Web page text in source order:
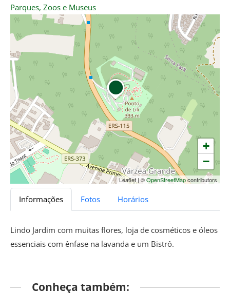
Parques, Zoos e Museus
+
−
Leaflet | ©OpenStreetMapcontributors
Informações Fotos Horários
Lindo Jardim com muitas flores, loja de cosméticos e óleos
essenciais com ênfase na lavanda e um Bistrô.
Conheça também: